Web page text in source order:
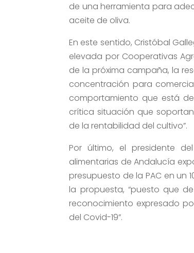
de una herramienta para
aceite de oliva.
En este sentido, Cristóbal
elevada por Cooperativas
de la próxima campaña, la
concentración para
comportamiento que está
crítica situación que
de la rentabilidad del cultivo”.
Por último, el presidente
alimentarias de Andalucía
presupuesto de la PAC en un
la propuesta, “puesto que
reconocimiento expresado
del Covid-19”.